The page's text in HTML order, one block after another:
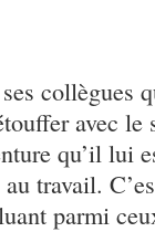
collègues
avec
qu’il lui
travail.
parmi